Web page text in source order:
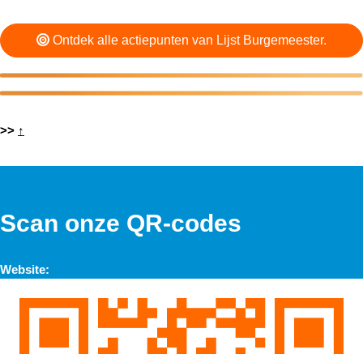
Ontdek alle actiepunten van Lijst Burgemeester.
>> ↑
Scan onze QR-codes
Website: